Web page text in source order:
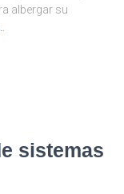
albergar su
sistemas